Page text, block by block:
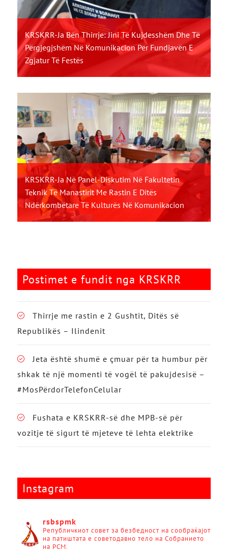
KRSKRR-Ja Bën Thirrje: Jini Të Kujdesshëm Dhe Të
Përgjegjshëm Në Komunikacion Për Fundjavën E
Zgjatur Të Festës
KRSKRR-Ja Në Panel-Diskutim Në Fakultetin
Teknik Të Manastirit Me Rastin E Ditës
Ndërkombëtare Të Kulturës Në Komunikacion
Postimet e fundit nga KRSKRR
Thirrje me rastin e 2 Gushtit, Ditës së
Republikës – Ilindenit
Jeta është shumë e çmuar për ta humbur për
shkak të një momenti të vogël të pakujdesisë –
#MosPërdorTelefonCelular
Fushata e KRSKRR-së dhe MPB-së për
vozitje të sigurt të mjeteve të lehta elektrike
Instagram
rsbspmk
Републичкиот совет за безбедност на сообраќајот
на патиштата е советодавно тело на Собранието
на РСМ.